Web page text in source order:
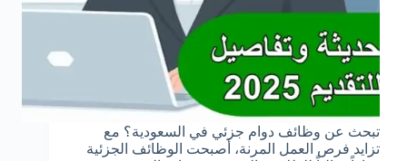
تبحث عن وظائف دوام جزئي في السعودية؟ مع
تزايد فرص العمل المرنة، أصبحت الوظائف الجزئية